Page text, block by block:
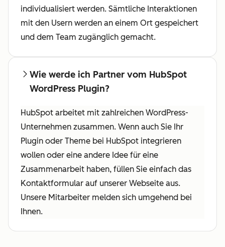
individualisiert werden. Sämtliche Interaktionen
mit den Usern werden an einem Ort gespeichert
und dem Team zugänglich gemacht.
Wie werde ich Partner vom HubSpot
WordPress Plugin?
HubSpot arbeitet mit zahlreichen WordPress-
Unternehmen zusammen. Wenn auch Sie Ihr
Plugin oder Theme bei HubSpot integrieren
wollen oder eine andere Idee für eine
Zusammenarbeit haben, füllen Sie einfach das
Kontaktformular auf unserer Webseite aus.
Unsere Mitarbeiter melden sich umgehend bei
Ihnen.